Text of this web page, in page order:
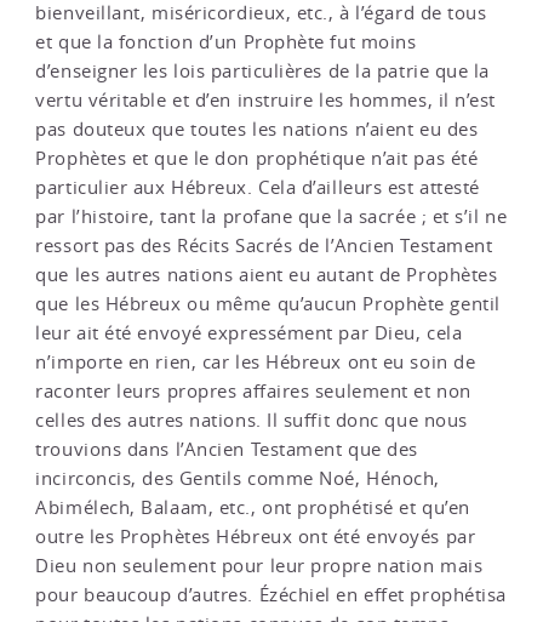
bienveillant, miséricordieux, etc., à l’égard de tous
et que la fonction d’un Prophète fut moins
d’enseigner les lois particulières de la patrie que la
vertu véritable et d’en instruire les hommes, il n’est
pas douteux que toutes les nations n’aient eu des
Prophètes et que le don prophétique n’ait pas été
particulier aux Hébreux. Cela d’ailleurs est attesté
par l’histoire, tant la profane que la sacrée ; et s’il ne
ressort pas des Récits Sacrés de l’Ancien Testament
que les autres nations aient eu autant de Prophètes
que les Hébreux ou même qu’aucun Prophète gentil
leur ait été envoyé expressément par Dieu, cela
n’importe en rien, car les Hébreux ont eu soin de
raconter leurs propres affaires seulement et non
celles des autres nations. Il suffit donc que nous
trouvions dans l’Ancien Testament que des
incirconcis, des Gentils comme Noé, Hénoch,
Abimélech, Balaam, etc., ont prophétisé et qu’en
outre les Prophètes Hébreux ont été envoyés par
Dieu non seulement pour leur propre nation mais
pour beaucoup d’autres. Ézéchiel en effet prophétisa